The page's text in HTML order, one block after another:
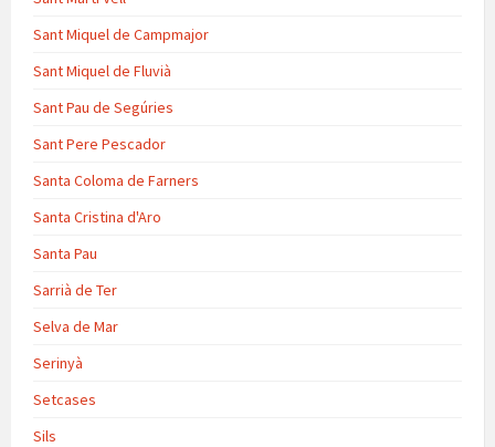
Sant Miquel de Campmajor
Sant Miquel de Fluvià
Sant Pau de Segúries
Sant Pere Pescador
Santa Coloma de Farners
Santa Cristina d'Aro
Santa Pau
Sarrià de Ter
Selva de Mar
Serinyà
Setcases
Sils